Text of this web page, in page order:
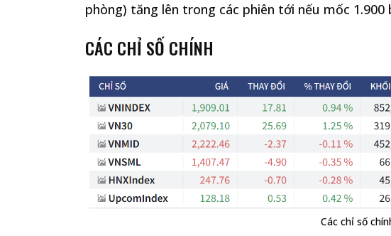
phòng) tăng lên trong các phiên tới nếu mốc 1.900
CÁC CHỈ SỐ CHÍNH
Các chỉ số